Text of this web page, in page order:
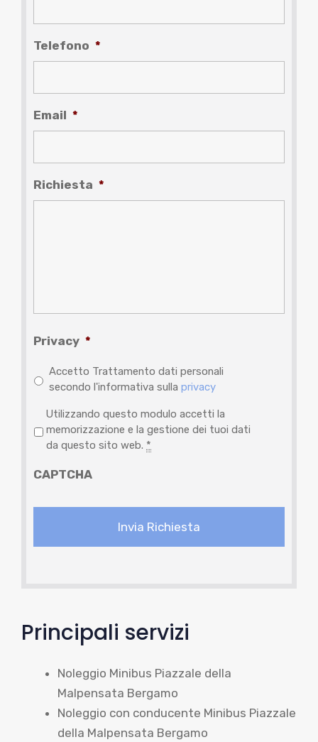
Telefono *
Email *
Richiesta *
Privacy *
Accetto Trattamento dati personali
secondo l'informativa sulla privacy
r
a
y
Utilizzando questo modulo accetti la
memorizzazione e la gestione dei tuoi dati
da questo sito web. *
CAPTCHA
Principali servizi
Noleggio Minibus Piazzale della
Malpensata Bergamo
Noleggio con conducente Minibus Piazzale
della Malpensata Bergamo